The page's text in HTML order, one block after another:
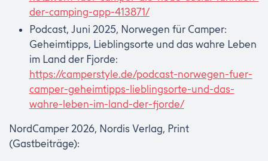
der-camping-app-413871/
Podcast, Juni 2025, Norwegen für Camper:
Geheimtipps, Lieblingsorte und das wahre Leben
im Land der Fjorde:
https://camperstyle.de/podcast-norwegen-fuer-
camper-geheimtipps-lieblingsorte-und-das-
wahre-leben-im-land-der-fjorde/
NordCamper 2026, Nordis Verlag, Print
(Gastbeiträge):